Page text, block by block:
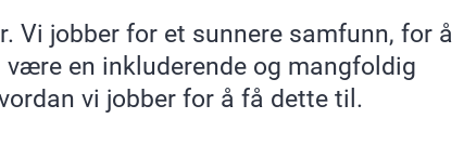
Vi jobber for et sunnere samfunn, for å
en inkluderende og mangfoldig
vi jobber for å få dette til.